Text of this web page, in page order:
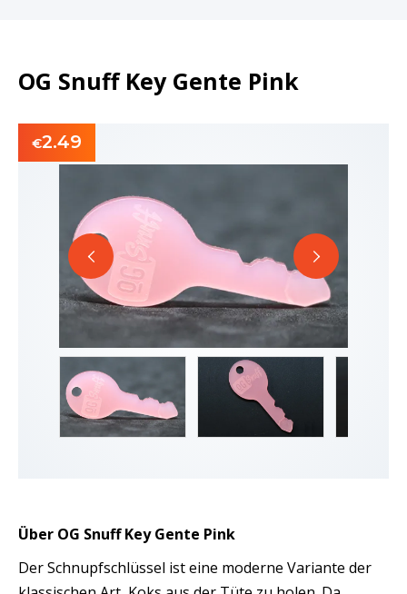
OG Snuff Key Gente Pink
€2.49
Über OG Snuff Key Gente Pink
Der Schnupfschlüssel ist eine moderne Variante der